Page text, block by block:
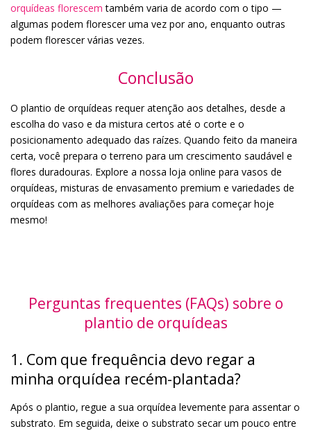
orquídeas florescem também varia de acordo com o tipo —
algumas podem florescer uma vez por ano, enquanto outras
podem florescer várias vezes.
Conclusão
O plantio de orquídeas requer atenção aos detalhes, desde a
escolha do vaso e da mistura certos até o corte e o
posicionamento adequado das raízes. Quando feito da maneira
certa, você prepara o terreno para um crescimento saudável e
flores duradouras. Explore a nossa loja online para vasos de
orquídeas, misturas de envasamento premium e variedades de
orquídeas com as melhores avaliações para começar hoje
mesmo!
Perguntas frequentes (FAQs) sobre o
plantio de orquídeas
1. Com que frequência devo regar a
minha orquídea recém-plantada?
Após o plantio, regue a sua orquídea levemente para assentar o
substrato. Em seguida, deixe o substrato secar um pouco entre